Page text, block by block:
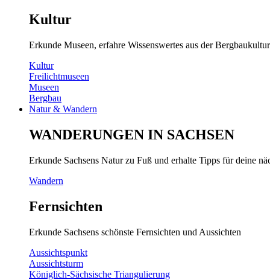
Kultur
Erkunde Museen, erfahre Wissenswertes aus der
Kultur
Freilichtmuseen
Museen
Bergbau
Natur & Wandern
WANDERUNGEN IN SACHSEN
Erkunde Sachsens Natur zu Fuß und erhalte Tipps für deine
Wandern
Fernsichten
Erkunde Sachsens schönste Fernsichten und Aussichten
Aussichtspunkt
Aussichtsturm
Königlich-Sächsische Triangulierung